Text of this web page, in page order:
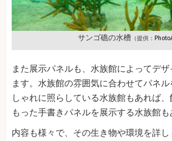
サンゴ礁の水槽 （提供：
また展示パネルも、水族館によってデ
ます。水族館の雰囲気に合わせてパネ
しゃれに照らしている水族館もあれば
もった手書きパネルを展示する水族館も
内容も様々で、その生き物や環境を詳